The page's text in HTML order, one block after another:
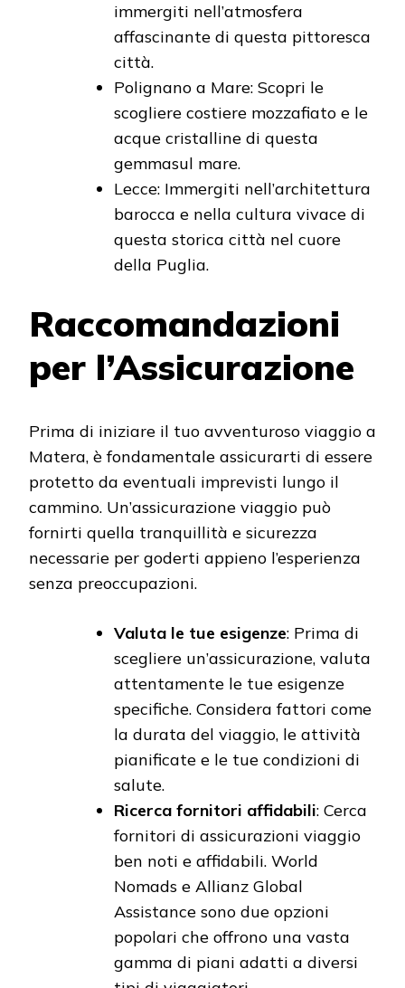
immergiti nell’atmosfera
affascinante di questa pittoresca
città.
Polignano a Mare: Scopri le
scogliere costiere mozzafiato e le
acque cristalline di questa
gemmasul mare.
Lecce: Immergiti nell’architettura
barocca e nella cultura vivace di
questa storica città nel cuore
della Puglia.
Raccomandazioni
per l’Assicurazione
Prima di iniziare il tuo avventuroso viaggio a
Matera, è fondamentale assicurarti di essere
protetto da eventuali imprevisti lungo il
cammino. Un’assicurazione viaggio può
fornirti quella tranquillità e sicurezza
necessarie per goderti appieno l’esperienza
senza preoccupazioni.
Valuta le tue esigenze: Prima di
scegliere un’assicurazione, valuta
attentamente le tue esigenze
specifiche. Considera fattori come
la durata del viaggio, le attività
pianificate e le tue condizioni di
salute.
Ricerca fornitori affidabili: Cerca
fornitori di assicurazioni viaggio
ben noti e affidabili. World
Nomads e Allianz Global
Assistance sono due opzioni
popolari che offrono una vasta
gamma di piani adatti a diversi